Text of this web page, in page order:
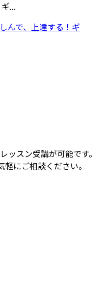
ギ…
んで、上達する！ギ
ッスン受講が可能です。
にご相談ください。